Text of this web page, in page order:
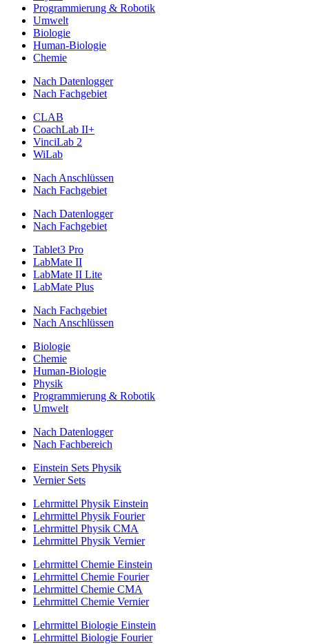
Programmierung & Robotik
Umwelt
Biologie
Human-Biologie
Chemie
Nach Datenlogger
Nach Fachgebiet
CLAB
CoachLab II+
VinciLab 2
WiLab
Nach Anschlüssen
Nach Fachgebiet
Nach Datenlogger
Nach Fachgebiet
Tablet3 Pro
LabMate II
LabMate II Lite
LabMate Plus
Nach Fachgebiet
Nach Anschlüssen
Biologie
Chemie
Human-Biologie
Physik
Programmierung & Robotik
Umwelt
Nach Datenlogger
Nach Fachbereich
Einstein Sets Physik
Vernier Sets
Lehrmittel Physik Einstein
Lehrmittel Physik Fourier
Lehrmittel Physik CMA
Lehrmittel Physik Vernier
Lehrmittel Chemie Einstein
Lehrmittel Chemie Fourier
Lehrmittel Chemie CMA
Lehrmittel Chemie Vernier
Lehrmittel Biologie Einstein
Lehrmittel Biologie Fourier